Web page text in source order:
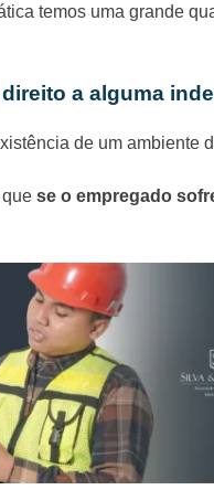
temos uma grande
a alguma
de um ambiente
se o empregado